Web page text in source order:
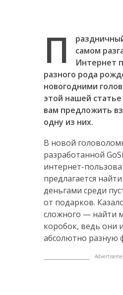
П
самом
Интернет
разного рода
новогодними
этой нашей
вам предложить
одну из них.
В новой
разработанной
интернет-
предлагается
деньгами среди
от подарков.
сложного — найти
коробок, ведь они
абсолютно разную